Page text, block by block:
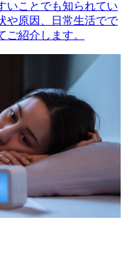
いことでも知られてい
や原因、日常生活でで
紹介します。